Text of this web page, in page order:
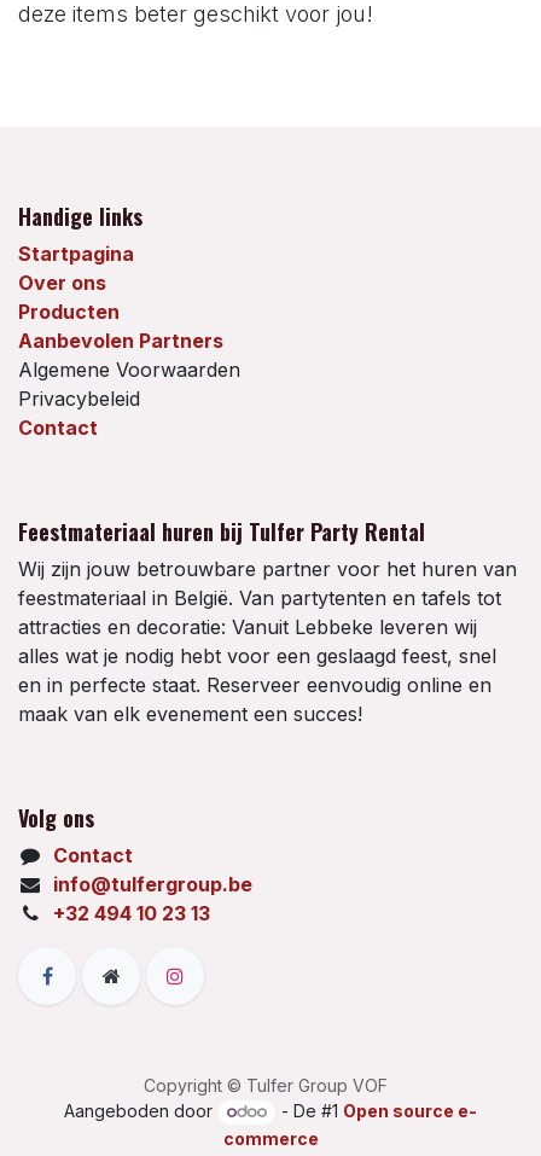
deze items beter geschikt voor jou!
Handige links
Startpagina
Over ons
Producten
Aanbevolen Partners
Algemene Voorwaarden
Privacybeleid
Contact
Feestmateriaal huren bij Tulfer Party Rental
Wij zijn jouw betrouwbare partner voor het huren van
feestmateriaal in België. Van partytenten en tafels tot
attracties en decoratie: Vanuit Lebbeke leveren wij
alles wat je nodig hebt voor een geslaagd feest, snel
en in perfecte staat. Reserveer eenvoudig online en
maak van elk evenement een succes!
Volg ons
Contact
info@tulfergroup.be
+32 494 10 23 13
Copyright © Tulfer Group VOF
Aangeboden door
- De #1 Open source e-
commerce